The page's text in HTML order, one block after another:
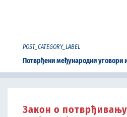
POST_CATEGORY_LABEL
Потврђени међународни уговори
Закон о